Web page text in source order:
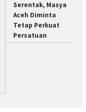
Serentak, Masya
Aceh Diminta
Tetap Perkuat
Persatuan